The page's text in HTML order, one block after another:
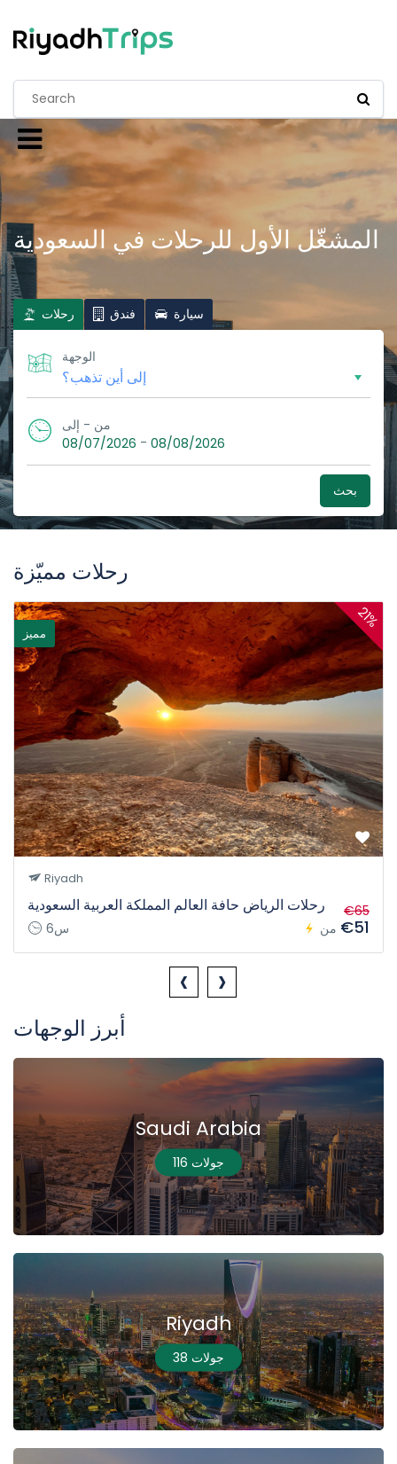
المشغّل الأول للرحلات في السعودية
رحلات فندق سيارة
الوجهة
من - إلى
08/07/2026 - 08/08/2026
بحث
رحلات مميّزة
مميز
21%
Riyadh
رحلات الرياض حافة العالم المملكة العربية السعودية
6س من
€65
€51
‹ ›
أبرز الوجهات
Saudi Arabia
116 جولات
Riyadh
38 جولات